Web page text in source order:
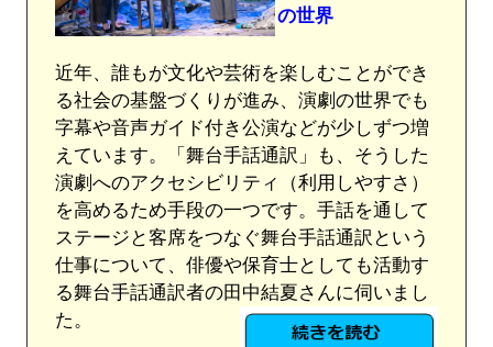
の世界
近年、誰もが文化や芸術を楽しむことができ
る社会の基盤づくりが進み、演劇の世界でも
字幕や音声ガイド付き公演などが少しずつ増
えています。「舞台手話通訳」も、そうした
演劇へのアクセシビリティ（利用しやすさ）
を高めるため手段の一つです。手話を通して
ステージと客席をつなぐ舞台手話通訳という
仕事について、俳優や保育士としても活動す
る舞台手話通訳者の田中結夏さんに伺いまし
た。